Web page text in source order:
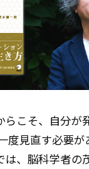
らこそ、自分が
度見直す必要
、脳科学者の